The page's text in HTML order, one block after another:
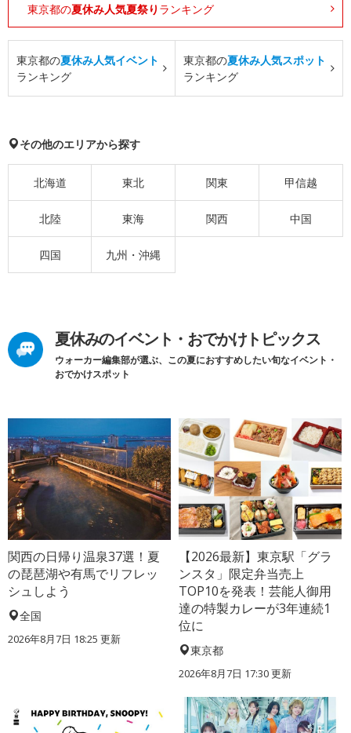
東京都の夏休み人気夏祭り ランキング
東京都の夏休み人気イベント
ランキング
東京都の夏休み人気スポット
ランキング
その他のエリアから探す
北海道 東北 関東 甲信越
北陸 東海 関西 中国
四国 九州・沖縄
夏休みのイベント・おでかけトピックス
ウォーカー編集部が選ぶ、この夏におすすめしたい旬なイベント・
おでかけスポット
関西の日帰り温泉37選！夏
の琵琶湖や有馬でリフレッ
シュしよう
全国
2026年8月7日 18:25 更新
【2026最新】東京駅「グラ
ンスタ」限定弁当売上
TOP10を発表！芸能人御用
達の特製カレーが3年連続1
位に
東京都
2026年8月7日 17:30更新